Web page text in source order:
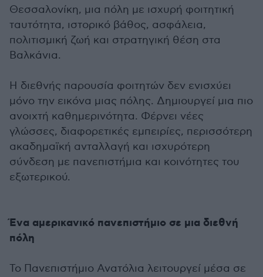
Θεσσαλονίκη, μια πόλη με ισχυρή φοιτητική
ταυτότητα, ιστορικό βάθος, ασφάλεια,
πολιτισμική ζωή και στρατηγική θέση στα
Βαλκάνια.
Η διεθνής παρουσία φοιτητών δεν ενισχύει
μόνο την εικόνα μιας πόλης. Δημιουργεί μια πιο
ανοιχτή καθημερινότητα. Φέρνει νέες
γλώσσες, διαφορετικές εμπειρίες, περισσότερη
ακαδημαϊκή ανταλλαγή και ισχυρότερη
σύνδεση με πανεπιστήμια και κοινότητες του
εξωτερικού.
Ένα αμερικανικό πανεπιστήμιο σε μια διεθνή
πόλη
Το Πανεπιστήμιο Ανατόλια λειτουργεί μέσα σε